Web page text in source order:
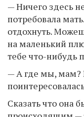
— Ничего здесь
потребовала
отдохнуть.
на маленький
тебе что-нибудь
— А где мы, мам?
Сказать что она